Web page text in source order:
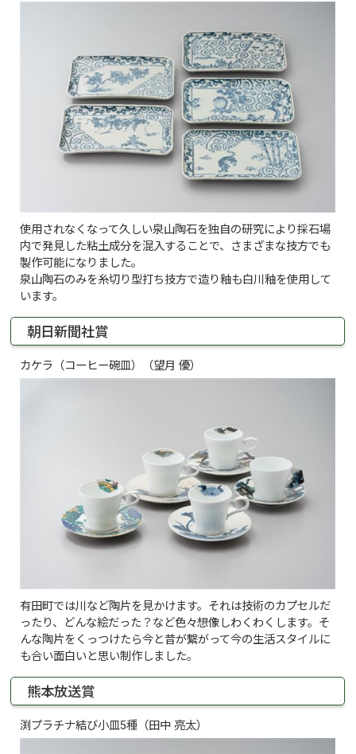
使用されなくなって久しい泉山陶石を独自の研究により採石場
内で発見した粘土成分を混入することで、さまざまな技方でも
製作可能になりました。
泉山陶石のみを糸切り型打ち技方で造り釉も白川釉を使用して
います。
朝日新聞社賞
カケラ（コーヒー碗皿）（望月 優）
有田町では川など陶片を見かけます。それは技術のカプセルだ
ったり、どんな絵だった？など色々想像しわくわくします。そ
んな陶片をくっつけたら今と昔が繋がって今の生活スタイルに
も合い面白いと思い制作しました。
熊本放送賞
渕プラチナ結び小皿5種（田中 亮太）